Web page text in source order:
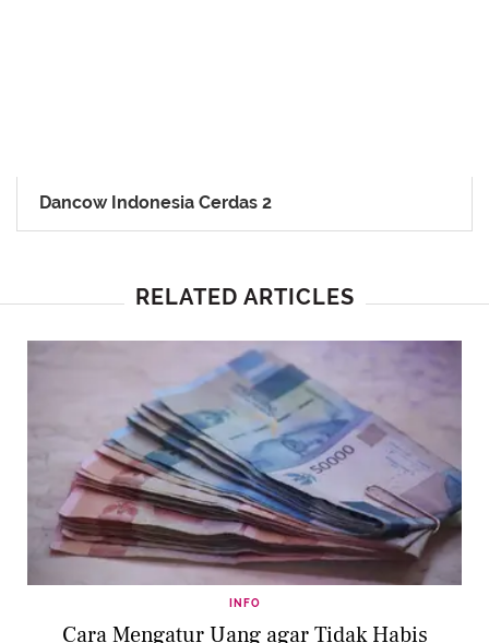
Dancow Indonesia Cerdas 2
RELATED ARTICLES
INFO
Cara Mengatur Uang agar Tidak Habis